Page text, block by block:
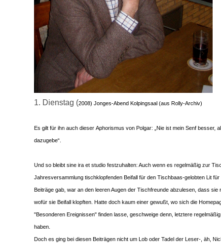
1. Dienstag (2008) Jonges-Abend Kolpingsaal (aus Rolly-Archiv)
Es gilt für ihn auch dieser Aphorismus von Polgar: „Nie ist mein Senf besser,
dazugebe“.
Und so bleibt sine ira et studio festzuhalten: Auch wenn es regelmäßig zur
Jahresversammlung tischklopfenden Beifall für den Tischbaas-gelobten Lit für
Beiträge gab, war an den leeren Augen der Tischfreunde abzulesen, dass sie
wofür sie Beifall klopften. Hatte doch kaum einer gewußt, wo sich die
"Besonderen Ereignissen" finden lasse, geschweige denn, letztere
haben.
Doch es ging bei diesen Beiträgen nicht um Lob oder Tadel der Leser-, äh,